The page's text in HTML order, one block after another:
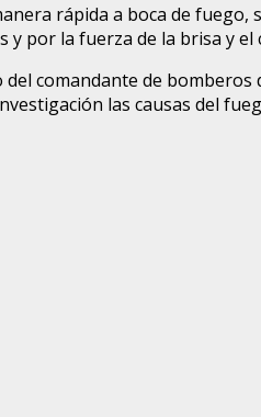
rápida a boca de
por la fuerza de la brisa y
comandante de
las causas del